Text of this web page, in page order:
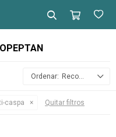
Recomendados
caspa Quitar filtros